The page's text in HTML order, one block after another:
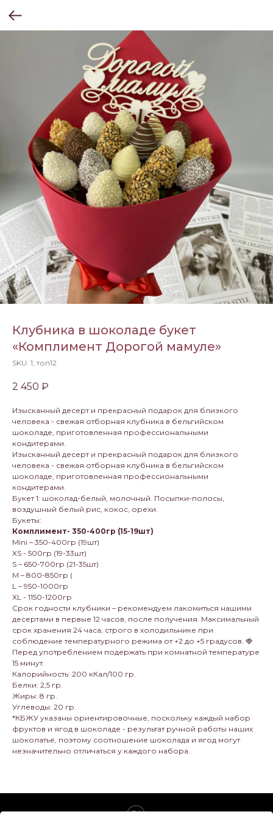
Клубника в шоколаде букет
«Комплимент Дорогой мамуле»
SKU: 1, топ12
2 450 ₽
Изысканный десерт и прекрасный подарок для близкого
человека - свежая отборная клубника в бельгийском
шоколаде, приготовленная профессиональными
кондитерами.
Изысканный десерт и прекрасный подарок для близкого
человека - свежая отборная клубника в бельгийском
шоколаде, приготовленная профессиональными
кондитерами.
Букет 1: шоколад-белый, молочный. Посыпки-полосы,
воздушный белый рис, кокос, орехи.
Букеты:
Комплимент- 350-400гр (15-19шт)
Mini – 350-400гр (19шт)
XS - 500гр (19-33шт)
S – 650-700гр (21-35шт)
M – 800-850гр (
L – 950-1000гр
XL - 1150-1200гр
Срок годности клубники – рекомендуем лакомиться нашими
десертами в первые 12 часов, после получения. Максимальный
срок хранения 24 часа, строго в холодильнике при
соблюдение температурного режима от +2 до +5 градусов. 🍓
Перед употреблением подержать при комнатной температуре
15 минут.
Калорийность: 200 кКал/100 гр.
Белки: 2,5 гр.
Жиры: 8 гр.
Углеводы: 20 гр.
*КБЖУ указаны ориентировочные, поскольку каждый набор
фруктов и ягод в шоколаде - результат ручной работы наших
шоколатье, поэтому соотношение шоколада и ягод могут
незначительно отличаться у каждого набора.
Tilda